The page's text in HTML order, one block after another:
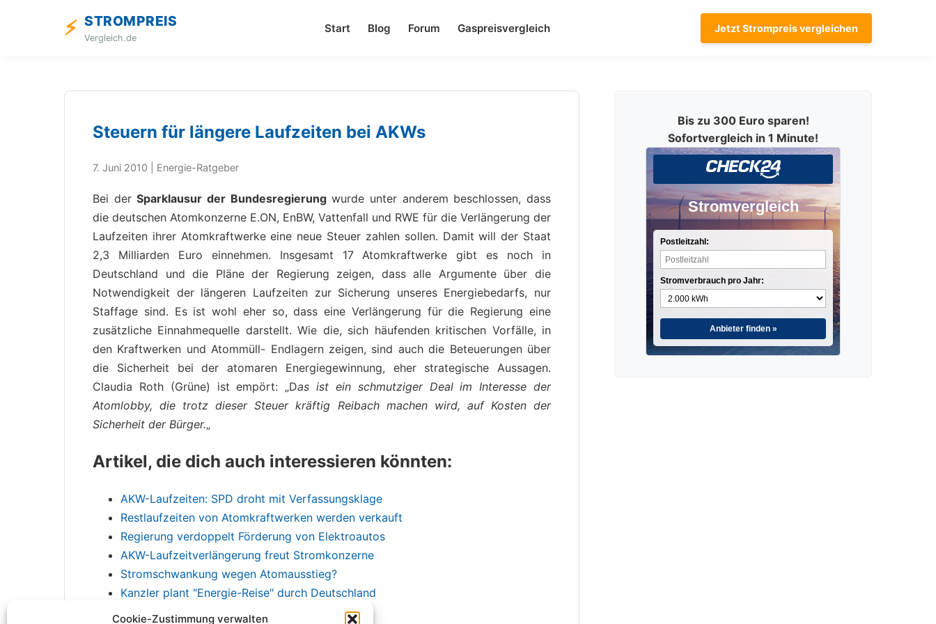
Cookie-Zustimmung verwalten
⚡ STROMPREIS
Vergleich.de
Start Blog Forum Gaspreisvergleich Jetzt Strompreis vergleichen
Steuern für längere Laufzeiten bei AKWs
7. Juni 2010 | Energie-Ratgeber
Bei derSparklausur der Bundesregierungwurde unter anderem beschlossen, dass
die deutschen Atomkonzerne E.ON, EnBW, Vattenfall und RWE für die Verlängerung der
Laufzeiten ihrer Atomkraftwerke eine neue Steuer zahlen sollen. Damit will der Staat
2,3 Milliarden Euro einnehmen. Insgesamt 17 Atomkraftwerke gibt es noch in
Deutschland und die Pläne der Regierung zeigen, dass alle Argumente über die
Notwendigkeit der längeren Laufzeiten zur Sicherung unseres Energiebedarfs, nur
Staffage sind. Es ist wohl eher so, dass eine Verlängerung für die Regierung eine
zusätzliche Einnahmequelle darstellt. Wie die, sich häufenden kritischen Vorfälle, in
den Kraftwerken und Atommüll- Endlagern zeigen, sind auch die Beteuerungen über
die Sicherheit bei der atomaren Energiegewinnung, eher strategische Aussagen.
Claudia Roth (Grüne) ist empört: „Das ist ein schmutziger Deal im Interesse der
Atomlobby, die trotz dieser Steuer kräftig Reibach machen wird, auf Kosten der
Sicherheit der Bürger.„
Artikel, die dich auch interessieren könnten:
AKW-Laufzeiten: SPD droht mit Verfassungsklage
Restlaufzeiten von Atomkraftwerken werden verkauft
Regierung verdoppelt Förderung von Elektroautos
AKW-Laufzeitverlängerung freut Stromkonzerne
Stromschwankung wegen Atomausstieg?
Kanzler plant "Energie-Reise" durch Deutschland
Bis zu 300 Euro sparen!
Sofortvergleich in 1 Minute!
Stromvergleich
Postleitzahl:
Stromverbrauch pro Jahr:
Anbieter finden »